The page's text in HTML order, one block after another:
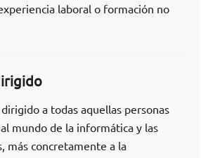
laboral o formación no
a todas aquellas personas
mundo de la informática y las
más concretamente a la